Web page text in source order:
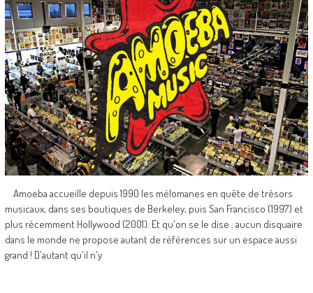
Amoeba accueille depuis 1990 les mélomanes en quête de trésors
musicaux, dans ses boutiques de Berkeley, puis San Francisco (1997) et
plus récemment Hollywood (2001). Et qu'on se le dise : aucun disquaire
dans le monde ne propose autant de références sur un espace aussi
grand ! D'autant qu'il n'y